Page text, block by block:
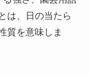
は、日の当たら
質を意味しま